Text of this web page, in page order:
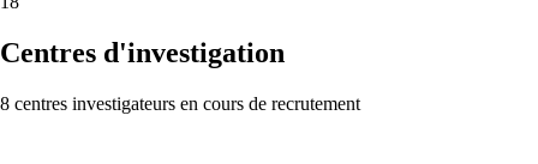
Centres d'investigation
8 centres investigateurs en cours de recrutement